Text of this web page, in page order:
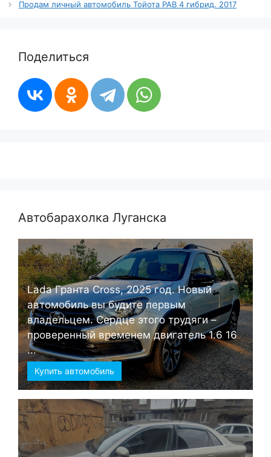
Продам личный автомобиль Тойота РАВ 4 гибрид. 2017
Поделиться
Автобарахолка Луганска
Lada Гранта Cross, 2025 год. Новый
автомобиль вы будите первым
владельцем. Сердце этого трудяги –
проверенный временем двигатель 1.6 16
...
Купить автомобиль